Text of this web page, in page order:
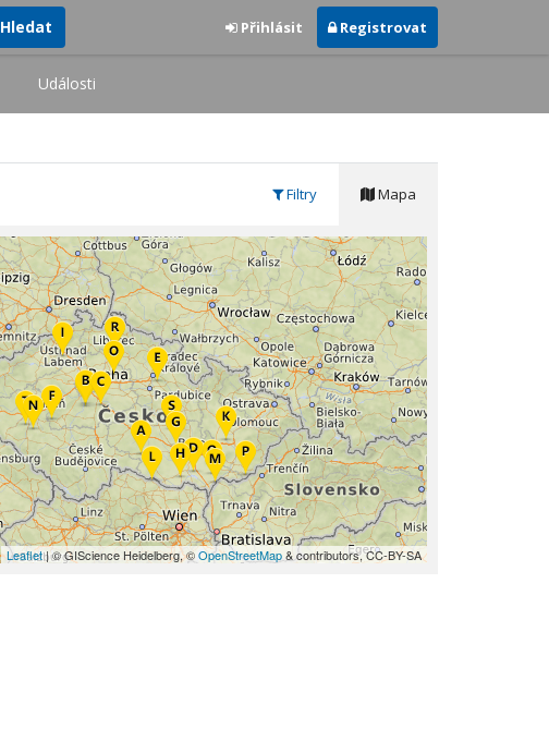
Hledat Přihlásit Registrovat
Události
Mapa
Filtry
Leaflet| © GIScience Heidelberg, ©OpenStreetMap& contributors, CC-BY-SA